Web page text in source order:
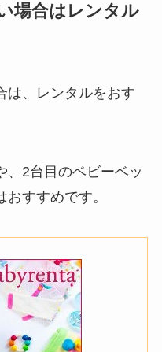
場合はレンタル
は、レンタルをおす
、2台目のベビーベッ
すすめです。